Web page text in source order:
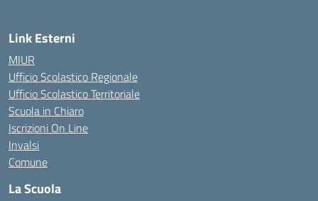
Link Esterni
MIUR
Ufficio Scolastico Regionale
Ufficio Scolastico Territoriale
Scuola in Chiaro
Iscrizioni On Line
Invalsi
Comune
La Scuola